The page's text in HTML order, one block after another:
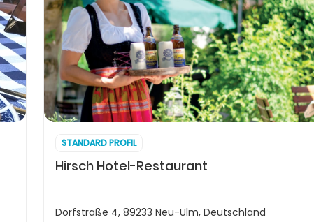
STANDARD PROFIL
Hirsch Hotel-Restaurant
Dorfstraße 4, 89233 Neu-Ulm, Deutschland